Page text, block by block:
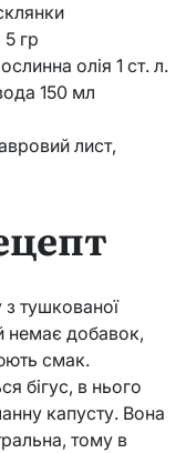
гр
олія 1 ст. л.
150 мл
лист,
тушкованої
немає добавок,
смак.
бігус, в нього
капусту. Вона
тому в